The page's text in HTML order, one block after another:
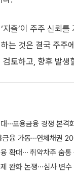
지출’이 주주 신뢰
는 것은 결국 주
토하고, 향후 발
⋯포용금융 경쟁 본격
금융 가동⋯연체채권
확대⋯ 취약차주 숨통
완화 논쟁∙∙∙심사 변